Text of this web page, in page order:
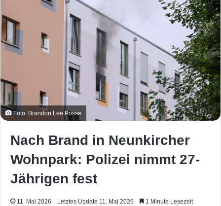
Foto: Brandon Lee Posse
Nach Brand in Neunkircher
Wohnpark: Polizei nimmt 27-
Jährigen fest
11. Mai 2026 Letztes Update 11. Mai 2026 1 Minute Lesezeit